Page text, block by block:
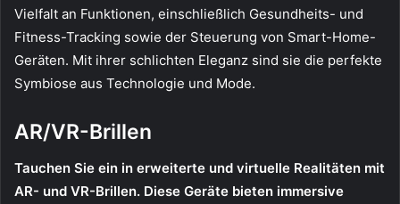
Vielfalt an Funktionen, einschließlich Gesundheits- und
Fitness-Tracking sowie der Steuerung von Smart-Home-
Geräten. Mit ihrer schlichten Eleganz sind sie die perfekte
Symbiose aus Technologie und Mode.
AR/VR-Brillen
Tauchen Sie ein in erweiterte und virtuelle Realitäten mit
AR- und VR-Brillen. Diese Geräte bieten immersive